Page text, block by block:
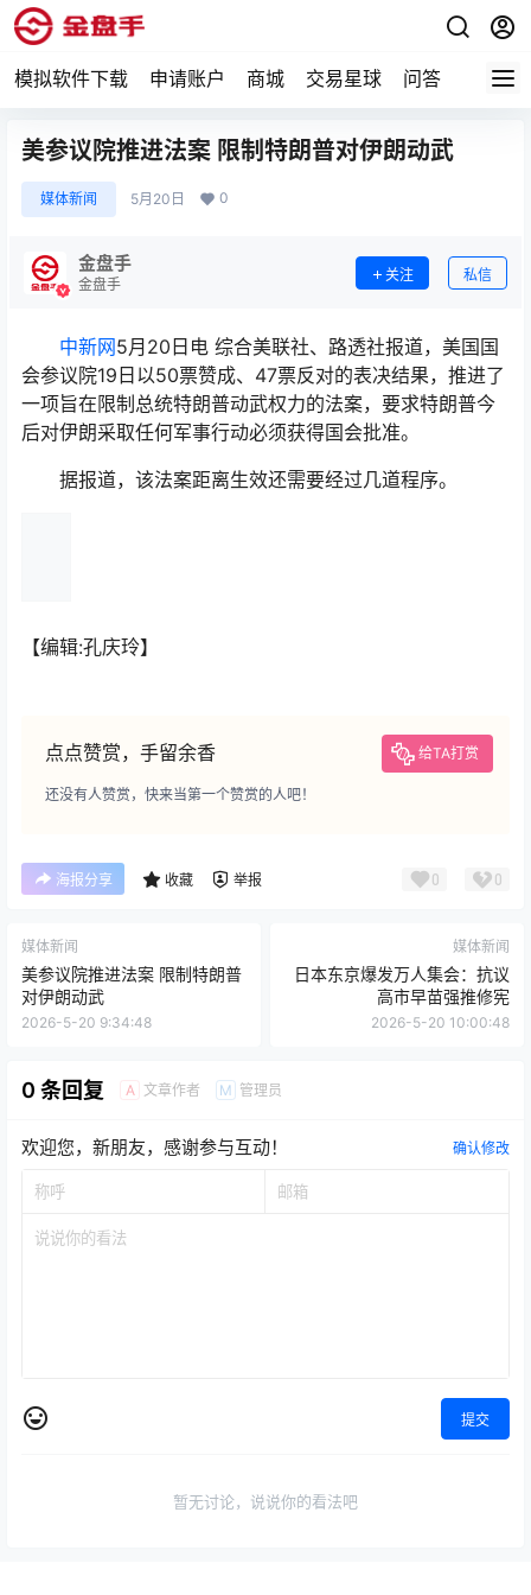
模拟软件下载 申请账户 商城 交易星球 问答 专题
美参议院推进法案 限制特朗普对伊朗动武
媒体新闻 5月20日 0
金盘手
金盘手
关注 私信
中新网5月20日电 综合美联社、路透社报道，美国国
会参议院19日以50票赞成、47票反对的表决结果，推进了
一项旨在限制总统特朗普动武权力的法案，要求特朗普今
后对伊朗采取任何军事行动必须获得国会批准。
据报道，该法案距离生效还需要经过几道程序。
【编辑:孔庆玲】
点点赞赏，手留余香 给TA打赏
还没有人赞赏，快来当第一个赞赏的人吧！
海报分享 收藏 举报 0 0
媒体新闻
美参议院推进法案 限制特朗普
对伊朗动武
2026-5-20 9:34:48
媒体新闻
日本东京爆发万人集会：抗议
高市早苗强推修宪
2026-5-20 10:00:48
0 条回复 A 文章作者 M 管理员
欢迎您，新朋友，感谢参与互动！ 确认修改
提交
暂无讨论，说说你的看法吧